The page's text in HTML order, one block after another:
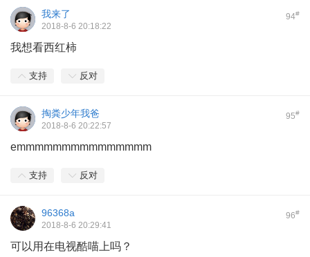
94#
我来了
2018-8-6 20:18:22
我想看西红柿
支持 反对
95#
掏粪少年我爸
2018-8-6 20:22:57
emmmmmmmmmmmmmmm
支持 反对
96#
96368a
2018-8-6 20:29:41
可以用在电视酷喵上吗？